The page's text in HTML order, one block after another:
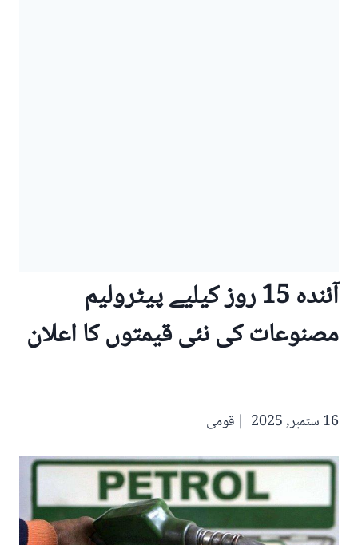
آئندہ 15 روز کیلیے پیٹرولیم
مصنوعات کی نئی قیمتوں کا اعلان
16 ستمبر, 2025 قومی